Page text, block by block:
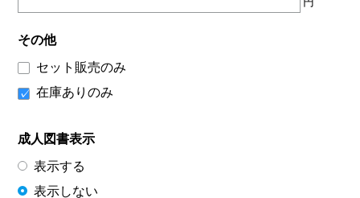
その他
セット販売のみ
在庫ありのみ
成人図書表示
表示する
表示しない